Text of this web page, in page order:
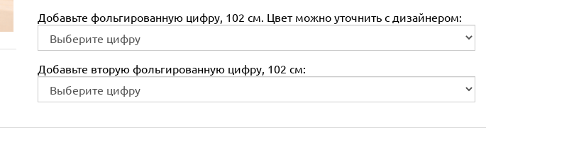
Добавьте фольгированную цифру, 102 см. Цвет можно уточнить с дизайнером:
Добавьте вторую фольгированную цифру, 102 см: